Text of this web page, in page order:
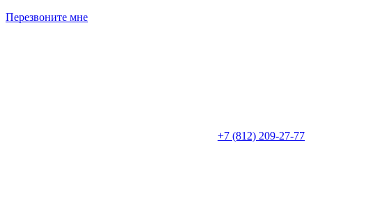
Перезвоните мне
+7 (812) 209-27-77